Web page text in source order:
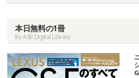
本日無料の1冊
By ASB Digital Library